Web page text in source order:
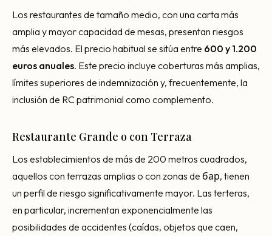
Los restaurantes de tamaño medio, con una carta más
amplia y mayor capacidad de mesas, presentan riesgos
más elevados. El precio habitual se sitúa entre 600 y 1.200
euros anuales. Este precio incluye coberturas más amplias,
límites superiores de indemnización y, frecuentemente, la
inclusión de RC patrimonial como complemento.
Restaurante Grande o con Terraza
Los establecimientos de más de 200 metros cuadrados,
aquellos con terrazas amplias o con zonas de бар, tienen
un perfil de riesgo significativamente mayor. Las terteras,
en particular, incrementan exponencialmente las
posibilidades de accidentes (caídas, objetos que caen,